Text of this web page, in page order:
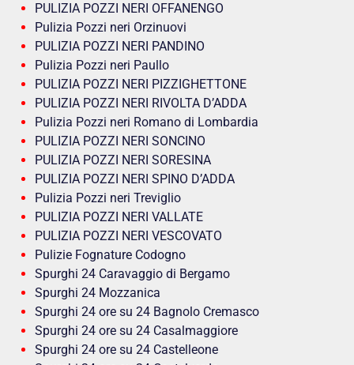
PULIZIA POZZI NERI OFFANENGO
Pulizia Pozzi neri Orzinuovi
PULIZIA POZZI NERI PANDINO
Pulizia Pozzi neri Paullo
PULIZIA POZZI NERI PIZZIGHETTONE
PULIZIA POZZI NERI RIVOLTA D’ADDA
Pulizia Pozzi neri Romano di Lombardia
PULIZIA POZZI NERI SONCINO
PULIZIA POZZI NERI SORESINA
PULIZIA POZZI NERI SPINO D’ADDA
Pulizia Pozzi neri Treviglio
PULIZIA POZZI NERI VALLATE
PULIZIA POZZI NERI VESCOVATO
Pulizie Fognature Codogno
Spurghi 24 Caravaggio di Bergamo
Spurghi 24 Mozzanica
Spurghi 24 ore su 24 Bagnolo Cremasco
Spurghi 24 ore su 24 Casalmaggiore
Spurghi 24 ore su 24 Castelleone